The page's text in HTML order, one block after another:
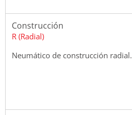
Construcción
R (Radial)
Neumático de construcción radial.